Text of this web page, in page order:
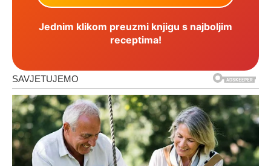
Jednim klikom preuzmi knjigu s najboljim
receptima!